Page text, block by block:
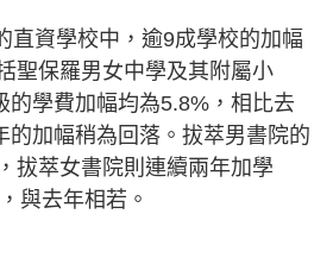
直資學校中，逾9成學校的加幅
聖保羅男女中學及其附屬小
的學費加幅均為5.8%，相比去
的加幅稍為回落。拔萃男書院的
拔萃女書院則連續兩年加學
與去年相若。